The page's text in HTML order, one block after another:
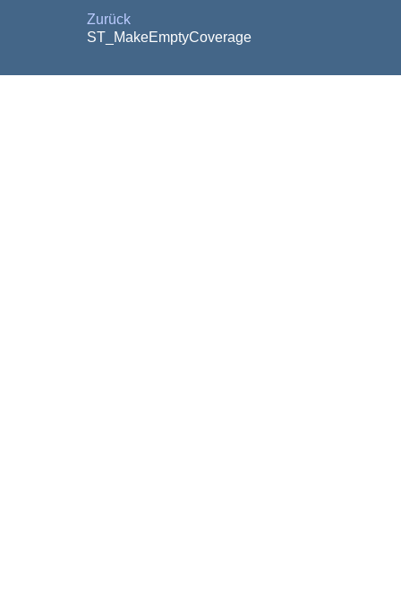
Zurück
ST_MakeEmptyCoverage